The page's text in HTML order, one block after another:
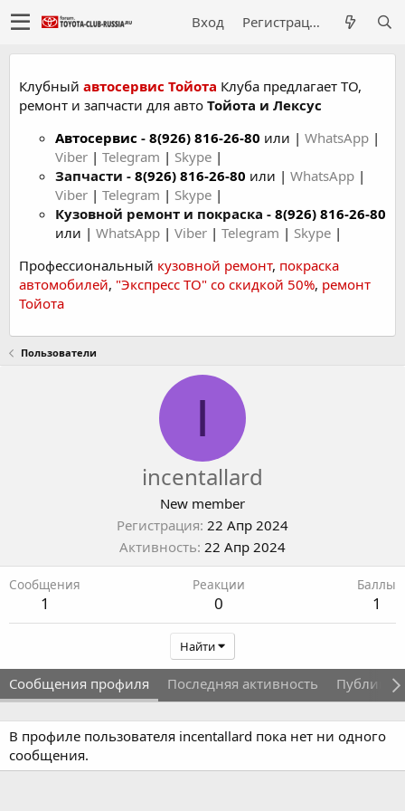
Вход Регистрация
Клубный автосервис Тойота Клуба предлагает ТО,
ремонт и запчасти для авто Тойота и Лексус
Автосервис - 8(926) 816-26-80 или | WhatsApp |
Viber | Telegram | Skype |
Запчасти - 8(926) 816-26-80 или | WhatsApp |
Viber | Telegram | Skype |
Кузовной ремонт и покраска - 8(926) 816-26-80
или | WhatsApp | Viber | Telegram | Skype |
Профессиональный кузовной ремонт, покраска
автомобилей, "Экспресс ТО" со скидкой 50%, ремонт
Тойота
Пользователи
I
incentallard
New member
Регистрация 22 Апр 2024
Активность 22 Апр 2024
Сообщения
1
Реакции
0
Баллы
1
Найти
Сообщения профиля Последняя активность
В профиле пользователя incentallard пока нет ни одного
сообщения.